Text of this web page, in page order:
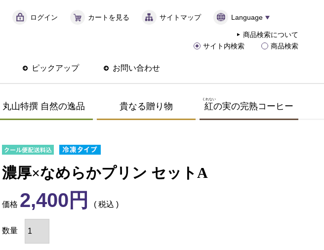
ログイン カートを見る サイトマップ Language
ピックアップ お問い合わせ
商品検索について
サイト内検索
商品検索
丸山特撰 自然の逸品 貴なる贈り物 紅
くれない
の実の完熟コーヒー
濃厚×なめらかプリン セットA
価格 2,400 税込